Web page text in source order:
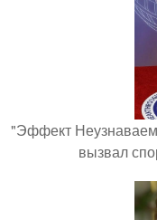
"Эффект
вызвал